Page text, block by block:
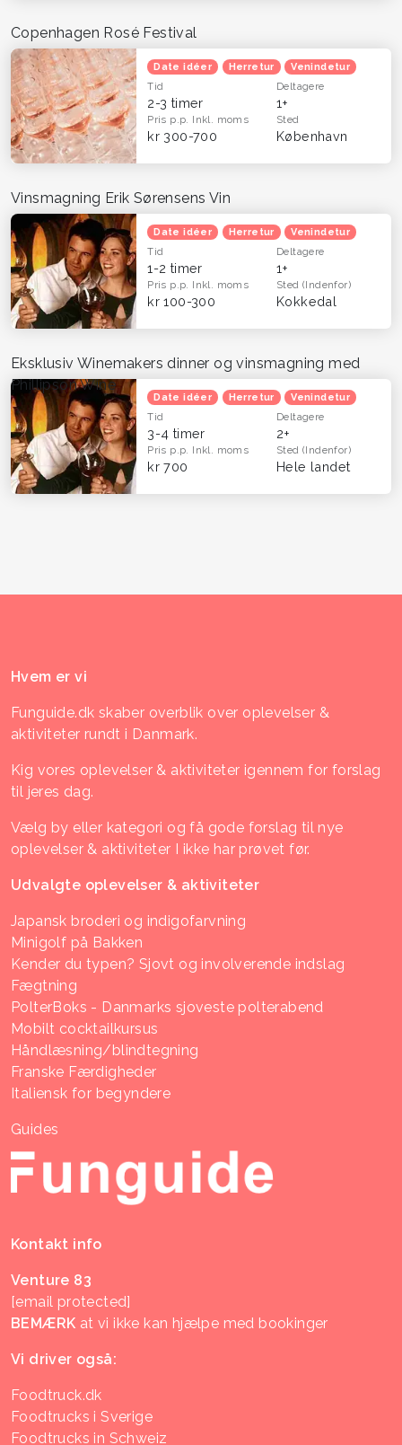
Copenhagen Rosé Festival
Date idéer Herretur Venindetur
Tid
2-3 timer
Deltagere
1+
Pris p.p. Inkl. moms
kr 300-700
Sted
København
Vinsmagning Erik Sørensens Vin
Date idéer Herretur Venindetur
Tid
1-2 timer
Deltagere
1+
Pris p.p. Inkl. moms
kr 100-300
Sted(Indenfor)
Kokkedal
Eksklusiv Winemakers dinner og vinsmagning med
Phillipson Wine
Date idéer Herretur Venindetur
Tid
3-4 timer
Deltagere
2+
Pris p.p. Inkl. moms
kr 700
Sted(Indenfor)
Hele landet
Hvem er vi
Funguide.dk skaber overblik over oplevelser &
aktiviteter rundt i Danmark.
Kig vores oplevelser & aktiviteter igennem for forslag
til jeres dag.
Vælg by eller kategori og få gode forslag til nye
oplevelser & aktiviteter I ikke har prøvet før.
Udvalgte oplevelser & aktiviteter
Japansk broderi og indigofarvning
Minigolf på Bakken
Kender du typen? Sjovt og involverende indslag
Fægtning
PolterBoks - Danmarks sjoveste polterabend
Mobilt cocktailkursus
Håndlæsning/blindtegning
Franske Færdigheder
Italiensk for begyndere
Guides
Kontakt info
Venture 83
[email protected]
BEMÆRK at vi ikke kan hjælpe med bookinger
Vi driver også:
Foodtruck.dk
Foodtrucks i Sverige
Foodtrucks in Schweiz